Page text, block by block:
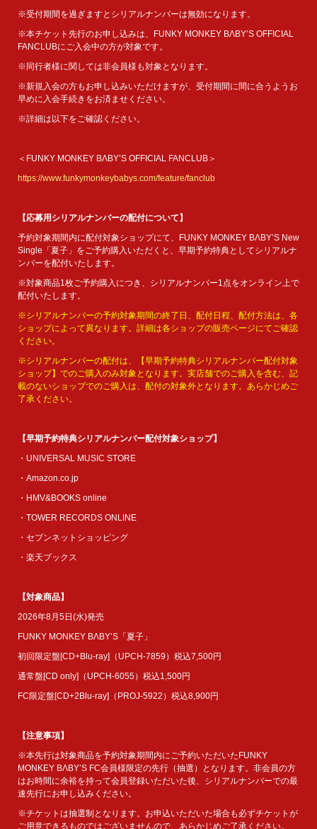
※受付期間を過ぎますとシリアルナンバーは無効になります。
※本チケット先行のお申し込みは、FUNKY MONKEY BΛBY’S OFFICIAL
FANCLUBにご入会中の方が対象です。
※同行者様に関しては非会員様も対象となります。
※新規入会の方もお申し込みいただけますが、受付期間に間に合うようお
早めに入会手続きをお済ませください。
※詳細は以下をご確認ください。
＜FUNKY MONKEY BΛBY’S OFFICIAL FANCLUB＞
https://www.funkymonkeybabys.com/feature/fanclub
【応募用シリアルナンバーの配付について】
予約対象期間内に配付対象ショップにて、FUNKY MONKEY BΛBY’S New
Single「夏子」をご予約購入いただくと、早期予約特典としてシリアルナ
ンバーを配付いたします。
※対象商品1枚ご予約購入につき、シリアルナンバー1点をオンライン上で
配付いたします。
※シリアルナンバーの予約対象期間の終了日、配付日程、配付方法は、各
ショップによって異なります。詳細は各ショップの販売ページにてご確認
ください。
※シリアルナンバーの配付は、【早期予約特典シリアルナンバー配付対象
ショップ】でのご購入のみ対象となります。実店舗でのご購入を含む、記
載のないショップでのご購入は、配付の対象外となります。あらかじめご
了承ください。
【早期予約特典シリアルナンバー配付対象ショップ】
・UNIVERSAL MUSIC STORE
・Amazon.co.jp
・HMV&BOOKS online
・TOWER RECORDS ONLINE
・セブンネットショッピング
・楽天ブックス
【対象商品】
2026年8月5日(水)発売
FUNKY MONKEY BΛBY’S「夏子」
初回限定盤[CD+Blu-ray]（UPCH-7859）税込7,500円
通常盤[CD only]（UPCH-6055）税込1,500円
FC限定盤[CD+2Blu-ray]（PROJ-5922）税込8,900円
【注意事項】
※本先行は対象商品を予約対象期間内にご予約いただいたFUNKY
MONKEY BΛBY’S FC会員様限定の先行（抽選）となります。非会員の方
はお時間に余裕を持って会員登録いただいた後、シリアルナンバーでの最
速先行にお申し込みください。
※チケットは抽選制となります。お申込いただいた場合も必ずチケットが
ご用意できるものではございませんので、あらかじめご了承ください。